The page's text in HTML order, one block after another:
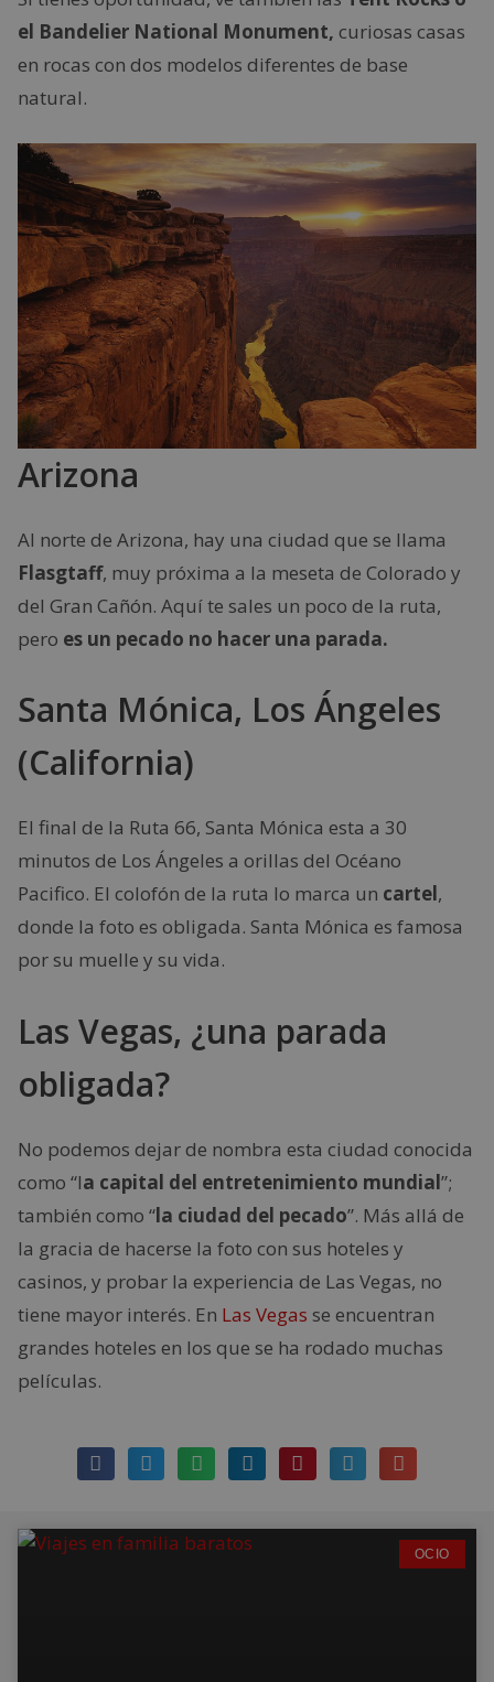
el Bandelier National Monument, curiosas casas
en rocas con dos modelos diferentes de base
natural.
Arizona
Al norte de Arizona, hay una ciudad que se llama
Flasgtaff, muy próxima a la meseta de Colorado y
del Gran Cañón. Aquí te sales un poco de la ruta,
pero es un pecado no hacer una parada.
Santa Mónica, Los Ángeles
(California)
El final de la Ruta 66, Santa Mónica esta a 30
minutos de Los Ángeles a orillas del Océano
Pacifico. El colofón de la ruta lo marca un cartel,
donde la foto es obligada. Santa Mónica es famosa
por su muelle y su vida.
Las Vegas, ¿una parada
obligada?
No podemos dejar de nombra esta ciudad conocida
como “la capital del entretenimiento mundial”;
también como “la ciudad del pecado”. Más allá de
la gracia de hacerse la foto con sus hoteles y
casinos, y probar la experiencia de Las Vegas, no
tiene mayor interés. En Las Vegas se encuentran
grandes hoteles en los que se ha rodado muchas
películas.
OCIO